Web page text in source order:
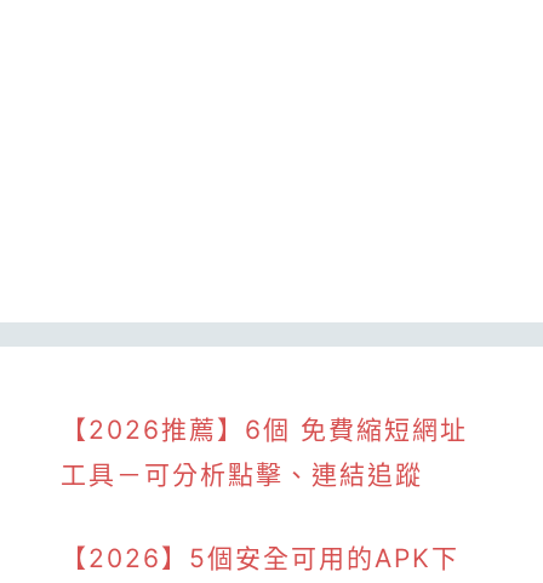
【2026推薦】6個 免費縮短網址
工具－可分析點擊、連結追蹤
【2026】5個安全可用的APK下